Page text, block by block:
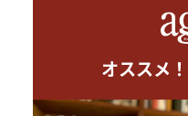
オススメ